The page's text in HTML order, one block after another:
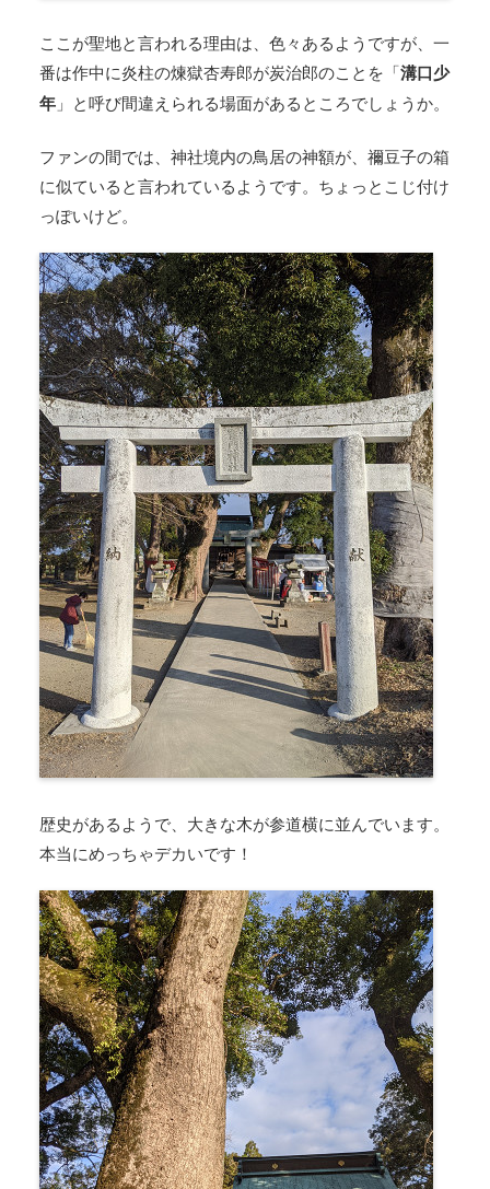
ここが聖地と言われる理由は、色々あるようですが、一
番は作中に炎柱の煉獄杏寿郎が炭治郎のことを「溝口少
年 」と呼び間違えられる場面があるところでしょうか。
ファンの間では、神社境内の鳥居の神額が、禰豆子の箱
に似ていると言われているようです。ちょっとこじ付け
っぽいけど。
歴史があるようで、大きな木が参道横に並んでいます。
本当にめっちゃデカいです！